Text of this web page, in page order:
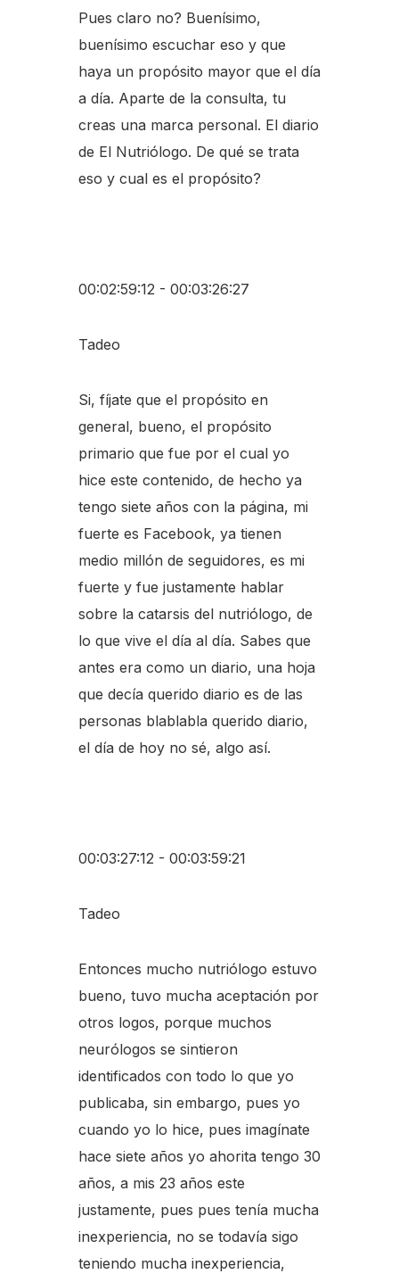
Pues claro no? Buenísimo,
buenísimo escuchar eso y que
haya un propósito mayor que el día
a día. Aparte de la consulta, tu
creas una marca personal. El diario
de El Nutriólogo. De qué se trata
eso y cual es el propósito?
00:02:59:12 - 00:03:26:27
Tadeo
Si, fíjate que el propósito en
general, bueno, el propósito
primario que fue por el cual yo
hice este contenido, de hecho ya
tengo siete años con la página, mi
fuerte es Facebook, ya tienen
medio millón de seguidores, es mi
fuerte y fue justamente hablar
sobre la catarsis del nutriólogo, de
lo que vive el día al día. Sabes que
antes era como un diario, una hoja
que decía querido diario es de las
personas blablabla querido diario,
el día de hoy no sé, algo así.
00:03:27:12 - 00:03:59:21
Tadeo
Entonces mucho nutriólogo estuvo
bueno, tuvo mucha aceptación por
otros logos, porque muchos
neurólogos se sintieron
identificados con todo lo que yo
publicaba, sin embargo, pues yo
cuando yo lo hice, pues imagínate
hace siete años yo ahorita tengo 30
años, a mis 23 años este
justamente, pues pues tenía mucha
inexperiencia, no se todavía sigo
teniendo mucha inexperiencia,